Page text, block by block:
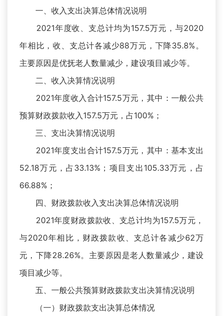
一、收入支出决算总体情况说明
2021年度收、支总计均为157.5万元，与2020
年相比，收、支总计各减少88万元，下降35.8%。
主要原因是优抚老人数量减少，建设项目减少等。
二、收入决算情况说明
2021年度收入合计157.5万元，其中：一般公共
预算财政拨款收入157.5万元，占100%；
三、支出决算情况说明
2021年度支出合计157.5万元，其中：基本支出
52.18万元，占33.13%；项目支出105.33万元，占
66.88%；
四、财政拨款收入支出决算总体情况说明
2021年度财政拨款收、支总计均为157.5万元，
与2020年相比，财政拨款收、支总计各减少62万
元，下降28.26%。主要原因是老人数量减少，建设
项目减少等。
五、一般公共预算财政拨款支出决算情况说明
（一）财政拨款支出决算总体情况